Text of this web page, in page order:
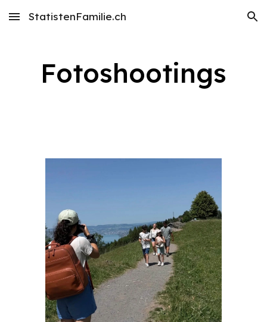
Skip to main content Skip to navigation
StatistenFamilie.ch
Fotoshootings